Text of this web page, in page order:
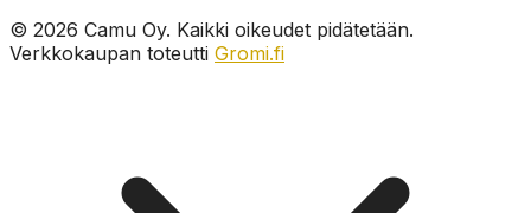
© 2026 Camu Oy. Kaikki oikeudet pidätetään.
Verkkokaupan toteutti Gromi.fi